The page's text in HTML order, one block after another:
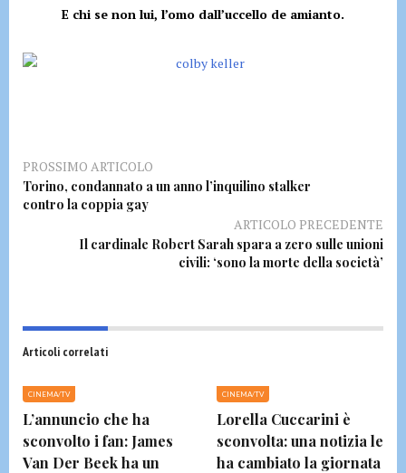
E chi se non lui, l’omo dall’uccello de amianto.
PROSSIMO ARTICOLO
Torino, condannato a un anno l’inquilino stalker
contro la coppia gay
ARTICOLO PRECEDENTE
Il cardinale Robert Sarah spara a zero sulle unioni
civili: ‘sono la morte della società’
Articoli correlati
CINEMA/TV
L’annuncio che ha
sconvolto i fan: James
Van Der Beek ha un
CINEMA/TV
Lorella Cuccarini è
sconvolta: una notizia le
ha cambiato la giornata